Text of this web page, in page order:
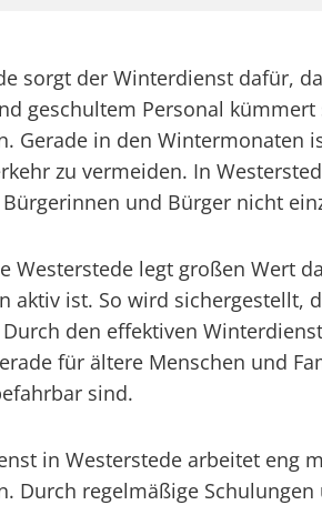
sorgt der Winterdienst dafür,
geschultem Personal
Gerade in den Wintermonaten
zu vermeiden. In
und Bürger nicht
Westerstede legt großen Wert
aktiv ist. So wird sichergestellt,
den effektiven
für ältere Menschen und
sind.
in Westerstede arbeitet eng
Durch regelmäßige